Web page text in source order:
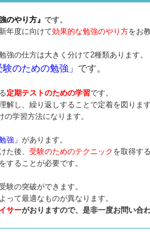
のやり方』 です。
年度に向けて効果的な勉強のやり方をお
強の仕方は大きく分けて2種類あります。
験のための勉強」 です。
定期テストのための学習です。
解し、繰り返しすることで定着を図りま
学習方法になります。
強」 があります。
た後、 受験のためのテクニック を取得す
することが必要です。
験の突破ができます。
って最適なものが異なります。
サーがおりますので、是非一度お問い合